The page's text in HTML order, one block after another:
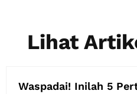
Lihat
Waspadai! Inilah 5